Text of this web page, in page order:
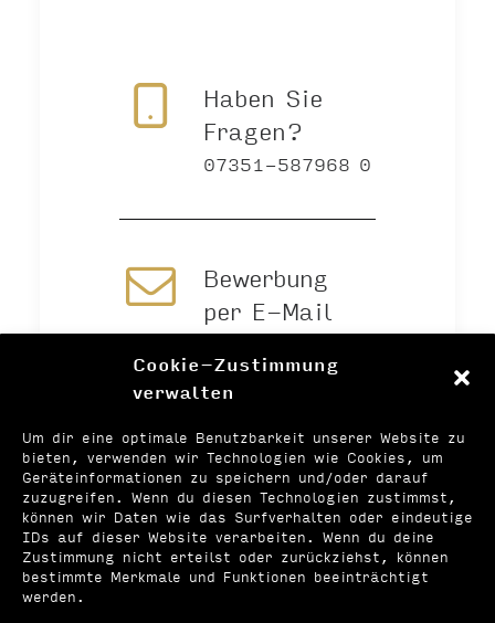
Cookie-Zustimmung
verwalten
Um dir eine optimale Benutzbarkeit unserer Website zu
bieten, verwenden wir Technologien wie Cookies, um
Geräteinformationen zu speichern und/oder darauf
zuzugreifen. Wenn du diesen Technologien zustimmst,
können wir Daten wie das Surfverhalten oder eindeutige
IDs auf dieser Website verarbeiten. Wenn du deine
Zustimmung nicht erteilst oder zurückziehst, können
bestimmte Merkmale und Funktionen beeinträchtigt
werden.
Haben Sie
Fragen?
07351-587968 0
Bewerbung
per E-Mail
Online
bewerben